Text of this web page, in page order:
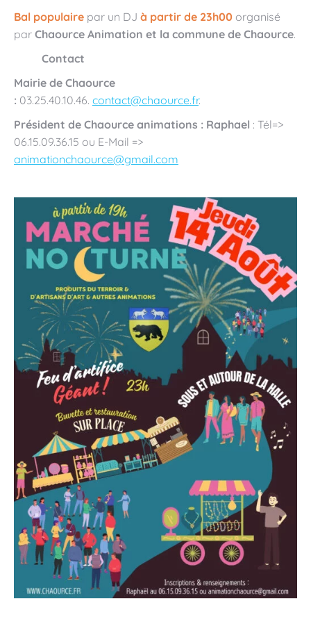
Bal populaire par un DJ à partir de 23h00 organisé
par Chaource Animation et la commune de Chaource.
Contact
Mairie de Chaource
: 03.25.40.10.46. contact@chaource.fr.
Président de Chaource animations : Raphael : Tél=>
06.15.09.36.15 ou E-Mail =>
animationchaource@gmail.com